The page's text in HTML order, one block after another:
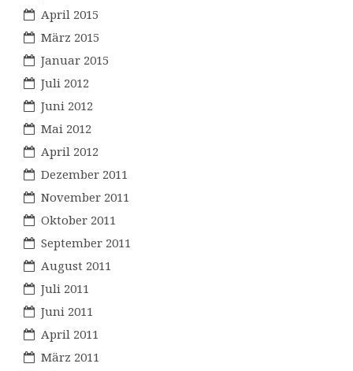
April 2015
März 2015
Januar 2015
Juli 2012
Juni 2012
Mai 2012
April 2012
Dezember 2011
November 2011
Oktober 2011
September 2011
August 2011
Juli 2011
Juni 2011
April 2011
März 2011